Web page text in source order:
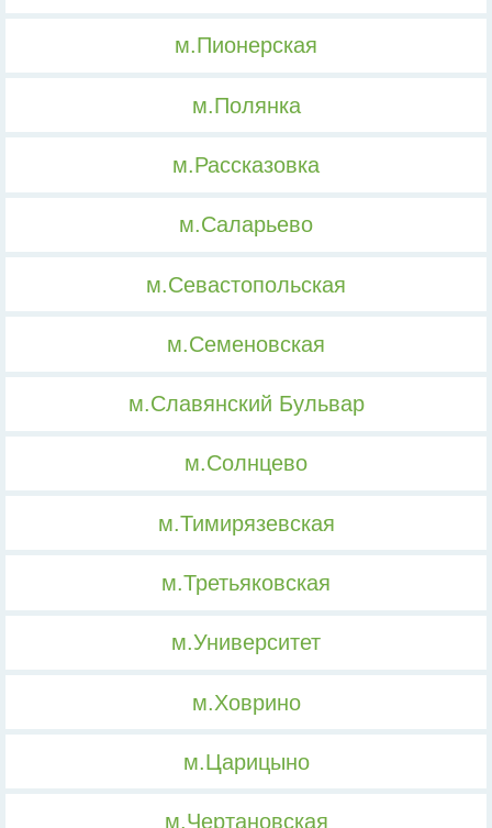
м.Пионерская
м.Полянка
м.Рассказовка
м.Саларьево
м.Севастопольская
м.Семеновская
м.Славянский Бульвар
м.Солнцево
м.Тимирязевская
м.Третьяковская
м.Университет
м.Ховрино
м.Царицыно
м.Чертановская